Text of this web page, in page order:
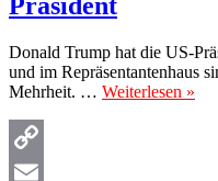
Donald Trump hat die US-
und im Repräsentantenhaus
Mehrheit. … Weiterlesen »
Copy